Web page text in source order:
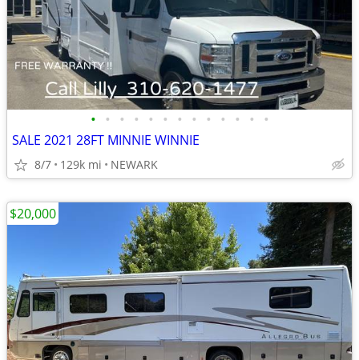
• • • • • • • • • • • • •
SALE 2021 28FT MINNIE WINNIE
8/7 129k mi NEWARK
$20,000